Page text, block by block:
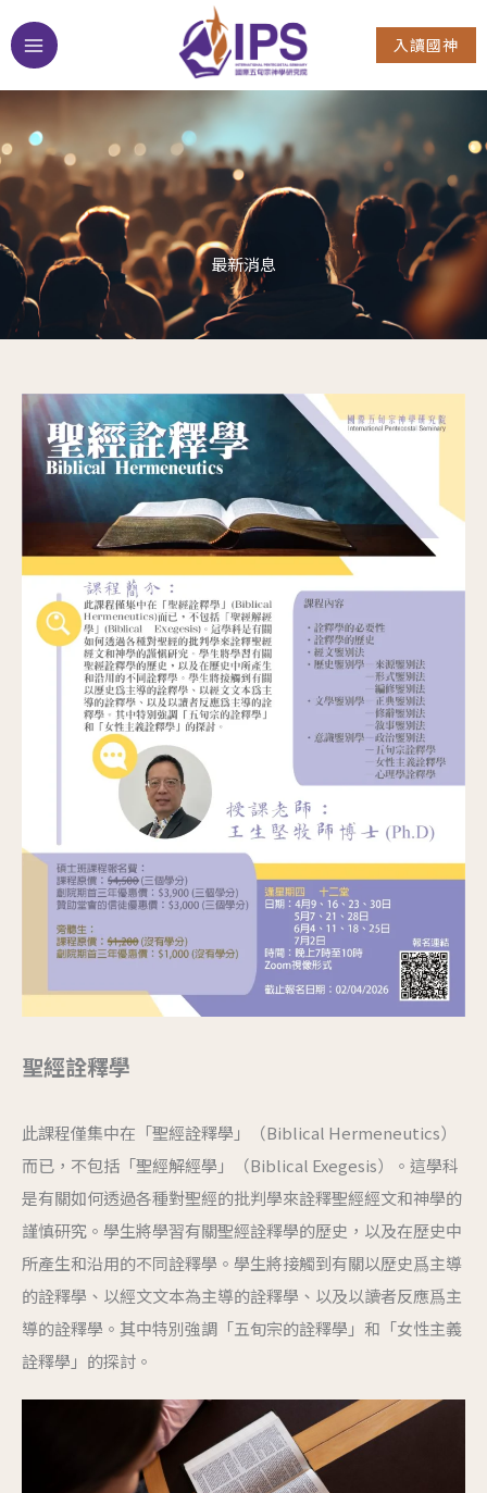
to
入讀國神
最新消息
聖經詮釋學
此課程僅集中在「聖經詮釋學」（Biblical Hermeneutics）
而已，不包括「聖經解經學」（Biblical Exegesis）。這學科
是有關如何透過各種對聖經的批判學來詮釋聖經經文和神學的
謹慎研究。學生將學習有關聖經詮釋學的歷史，以及在歷史中
所產生和沿用的不同詮釋學。學生將接觸到有關以歷史爲主導
的詮釋學、以經文文本為主導的詮釋學、以及以讀者反應爲主
導的詮釋學。其中特別強調「五旬宗的詮釋學」和「女性主義
詮釋學」的探討。